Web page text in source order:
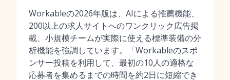
Workableの2026年版は、AIによる推薦機能、
200以上の求人サイトへのワンクリック広告掲
載、小規模チームが実際に使える標準装備の分
析機能を強調しています。「Workableのスポ
ンサー投稿を利用して、最初の10人の適格な
応募者を集めるまでの時間を約2日に短縮でき